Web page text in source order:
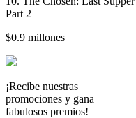
Part 2
$0.9 millones
¡Recibe nuestras
promociones y gana
fabulosos premios!